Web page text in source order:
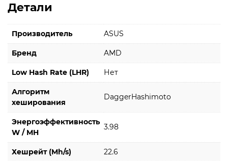
Детали
Производитель ASUS
Бренд AMD
Low Hash Rate (LHR) Нет
Алгоритм
хеширования
DaggerHashimoto
Энергоэффективность
W / MH
3.98
Хешрейт (Mh/s) 22.6